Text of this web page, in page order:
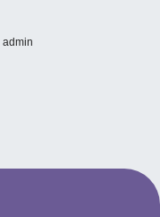
admin